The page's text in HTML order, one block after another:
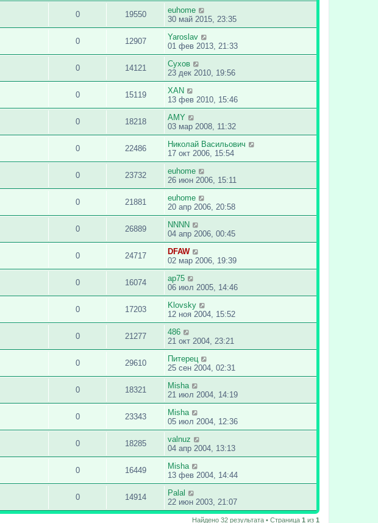
0 19550
euhome
30 май 2015, 23:35
0 12907
Yaroslav
01 фев 2013, 21:33
0 14121
Сухов
23 дек 2010, 19:56
0 15119
XAN
13 фев 2010, 15:46
0 18218
AMY
03 мар 2008, 11:32
0 22486
Николай Васильович
17 окт 2006, 15:54
0 23732
euhome
26 июн 2006, 15:11
0 21881
euhome
20 апр 2006, 20:58
0 26889
NNNN
04 апр 2006, 00:45
0 24717
DFAW
02 мар 2006, 19:39
0 16074
ap75
06 июл 2005, 14:46
0 17203
Klovsky
12 ноя 2004, 15:52
0 21277
486
21 окт 2004, 23:21
0 29610
Питерец
25 сен 2004, 02:31
0 18321
Misha
21 июл 2004, 14:19
0 23343
Misha
05 июл 2004, 12:36
0 18285
valnuz
04 апр 2004, 13:13
0 16449
Misha
13 фев 2004, 14:44
0 14914
Palal
22 июн 2003, 21:07
Найдено 32 результата • Страница 1 из 1